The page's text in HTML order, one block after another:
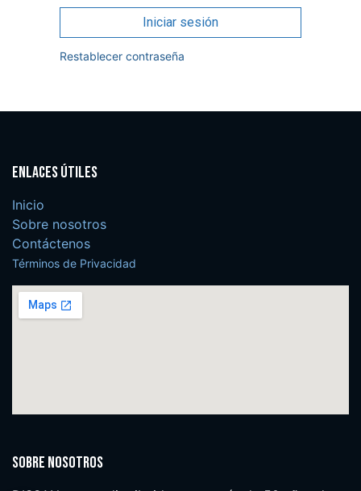
Iniciar sesión
Restablecer contraseña
Enlaces útiles
Inicio
Sobre nosotros
Contáctenos
Términos de Privacidad
Sobre nosotros